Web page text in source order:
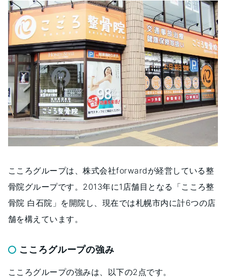
こころグループは、株式会社forwardが経営している整
骨院グループです。2013年に1店舗目となる「こころ整
骨院 白石院」を開院し、現在では札幌市内に計6つの店
舗を構えています。
こころグループの強み
こころグループの強みは、以下の2点です。